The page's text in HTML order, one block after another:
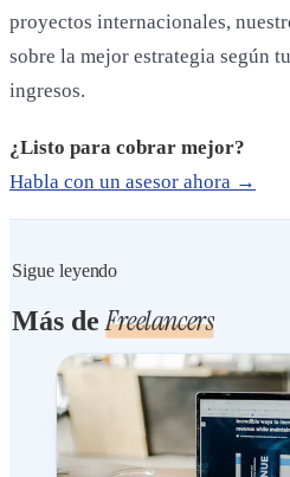
proyectos internacionales,
sobre la mejor estrategia según
ingresos.
¿Listo para cobrar mejor?
Habla con un asesor ahora →
Sigue leyendo
Más deFreelancers